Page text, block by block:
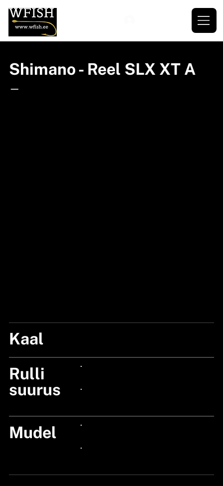
Kaal
Rulli
suurus
Mudel
Shimano - Reel SLX XT A
—